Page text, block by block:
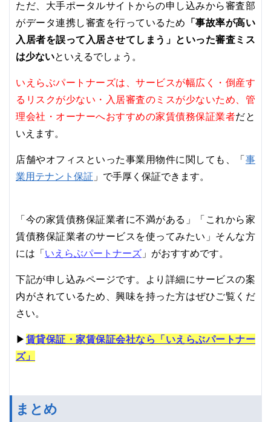
ただ、大手ポータルサイトからの申し込みから審査部
がデータ連携し審査を行っているため
「事故率が高い
入居者を誤って入居させてしまう」といった審査ミス
は少ないといえるでしょう。
いえらぶパートナーズは、サービスが幅広く・倒産す
るリスクが少ない・入居審査のミスが少ないため、管
理会社・オーナーへおすすめの家賃債務保証業者だと
いえます。
店舗やオフィスといった事業用物件に関しても、「 事
業用テナント保証 」で手厚く保証できます。
「今の家賃債務保証業者に不満がある」「これから家
賃債務保証業者のサービスを使ってみたい」そんな方
には「 いえらぶパートナーズ 」がおすすめです。
下記が申し込みページです。より詳細にサービスの案
内がされているため、興味を持った方はぜひご覧くだ
さい。
▶ 賃貸保証・家賃保証会社なら「いえらぶパートナー
ズ」
まとめ